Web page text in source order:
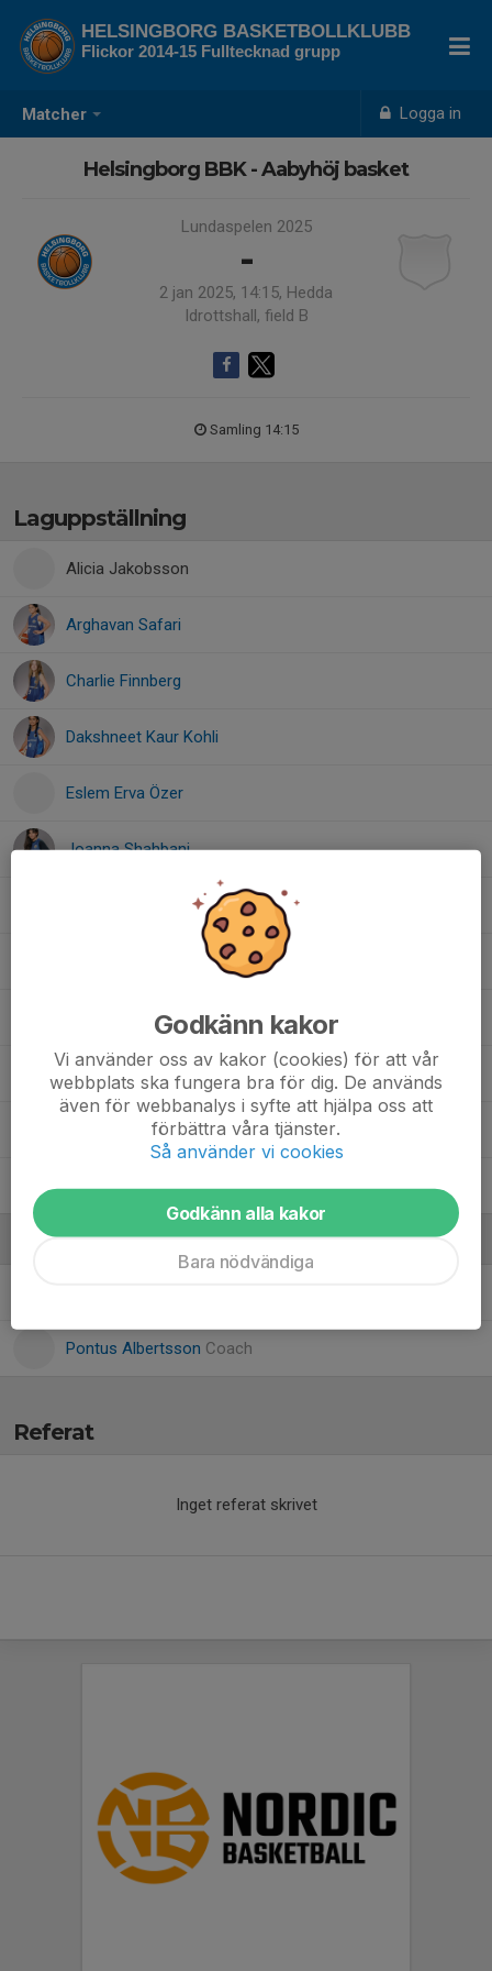
Matcher Logga in
HELSINGBORG BASKETBOLLKLUBB
Flickor 2014-15 Fulltecknad grupp
Helsingborg BBK - Aabyhöj basket
Lundaspelen 2025
-
2 jan 2025, 14:15, Hedda
Idrottshall, field B
Samling 14:15
Laguppställning
Alicia Jakobsson
Arghavan Safari
Charlie Finnberg
Dakshneet Kaur Kohli
Eslem Erva Özer
Joanna Shahbani
Molly Wrobel
Nora Malmen
Nova Albertsson
Vanshika Priya Buddepu
Ledare
Pontus Albertsson Coach
Referat
Inget referat skrivet
Godkänn kakor
Vi använder oss av kakor (cookies) för att vår
webbplats ska fungera bra för dig. De används
även för webbanalys i syfte att hjälpa oss att
förbättra våra tjänster.
Så använder vi cookies
Godkänn alla kakor
Bara nödvändiga